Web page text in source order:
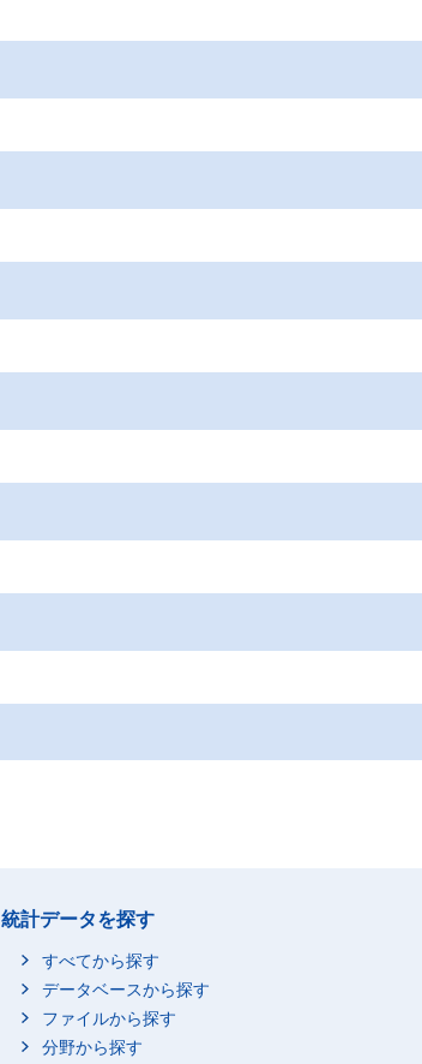
統計データを探す
すべてから探す
データベースから探す
ファイルから探す
分野から探す